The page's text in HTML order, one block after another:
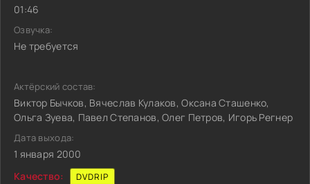
01:46
Озвучка:
Не требуется
Актёрский состав:
Виктор Бычков, Вячеслав Кулаков, Оксана Сташенко,
Ольга Зуева, Павел Степанов, Олег Петров, Игорь Регнер
Дата выхода:
1 января 2000
Качество:
DVDRIP